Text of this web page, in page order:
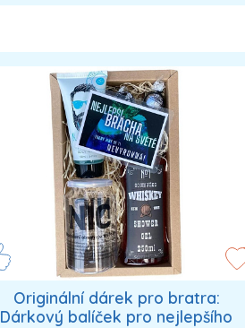
Originální dárek pro bratra:
Dárkový balíček pro nejlepšího